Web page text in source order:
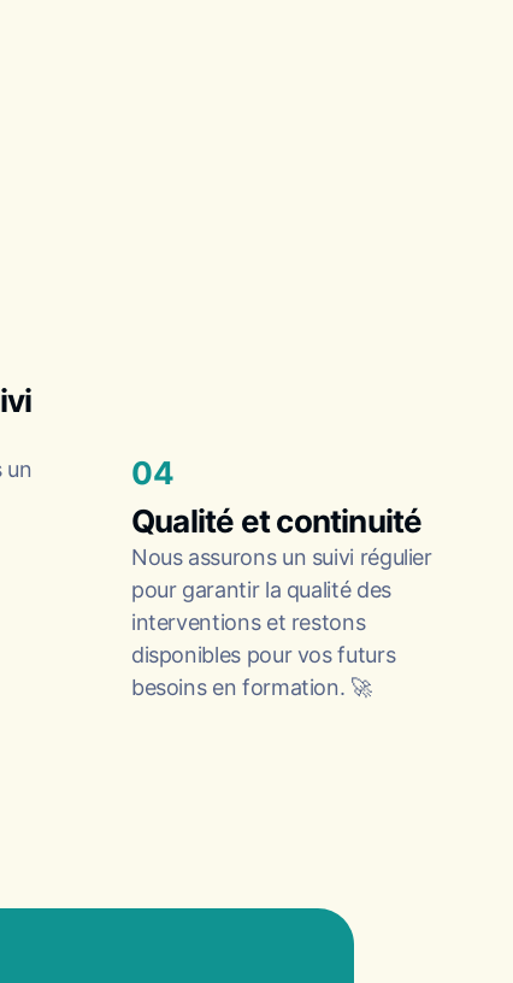
un
04
Qualité et continuité
Nous assurons un suivi régulier
pour garantir la qualité des
interventions et restons
disponibles pour vos futurs
besoins en formation. 🚀